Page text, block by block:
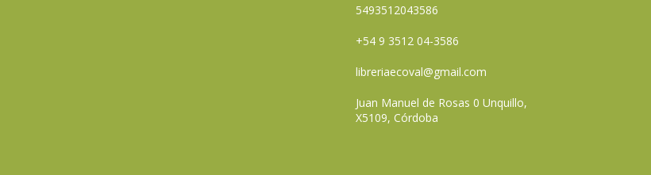
5493512043586
+54 9 3512 04-3586
libreriaecoval@gmail.com
Juan Manuel de Rosas 0 Unquillo,
X5109, Córdoba